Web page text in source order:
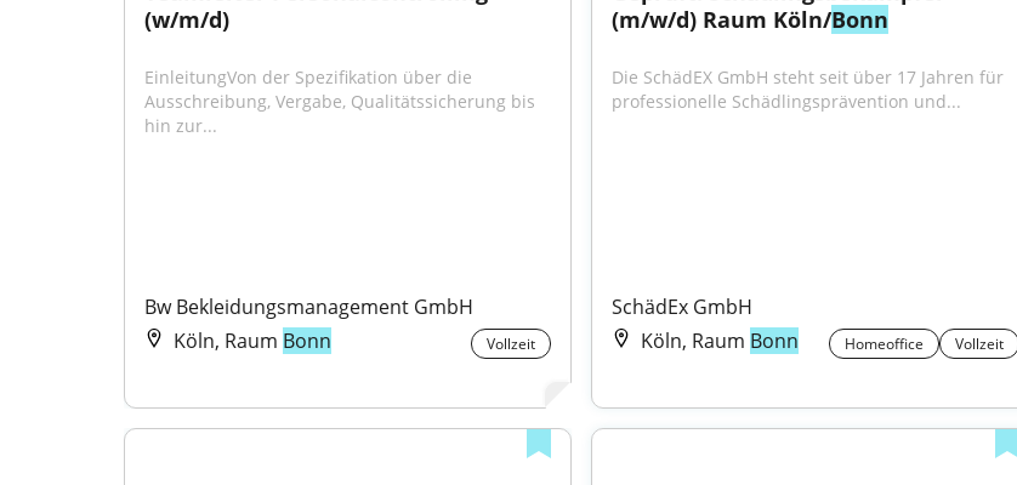
(w/m/d)
EinleitungVon der Spezifikation über die
Ausschreibung, Vergabe, Qualitätssicherung bis
hin zur...
Bw Bekleidungsmanagement GmbH
Köln, Raum Bonn Vollzeit
(m/w/d) Raum Köln/Bonn
Die SchädEX GmbH steht seit über 17 Jahren für
professionelle Schädlingsprävention und...
SchädEx GmbH
Köln, Raum Bonn Homeoffice Vollzeit